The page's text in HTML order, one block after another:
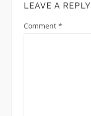
LEAVE A REPLY
Comment *